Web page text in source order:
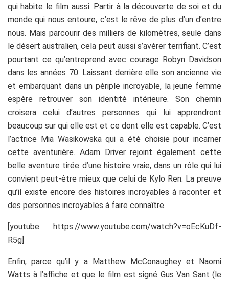
qui habite le film aussi. Partir à la découverte de soi et du
monde qui nous entoure, c’est le rêve de plus d’un d’entre
nous. Mais parcourir des milliers de kilomètres, seule dans
le désert australien, cela peut aussi s’avérer terrifiant. C’est
pourtant ce qu’entreprend avec courage Robyn Davidson
dans les années 70. Laissant derrière elle son ancienne vie
et embarquant dans un périple incroyable, la jeune femme
espère retrouver son identité intérieure. Son chemin
croisera celui d’autres personnes qui lui apprendront
beaucoup sur qui elle est et ce dont elle est capable. C’est
l’actrice Mia Wasikowska qui a été choisie pour incarner
cette aventurière. Adam Driver rejoint également cette
belle aventure tirée d’une histoire vraie, dans un rôle qui lui
convient peut-être mieux que celui de Kylo Ren. La preuve
qu’il existe encore des histoires incroyables à raconter et
des personnes incroyables à faire connaître.
[youtube https://www.youtube.com/watch?v=oEcKuDf-
R5g]
Enfin, parce qu’il y a Matthew McConaughey et Naomi
Watts à l’affiche et que le film est signé Gus Van Sant (le